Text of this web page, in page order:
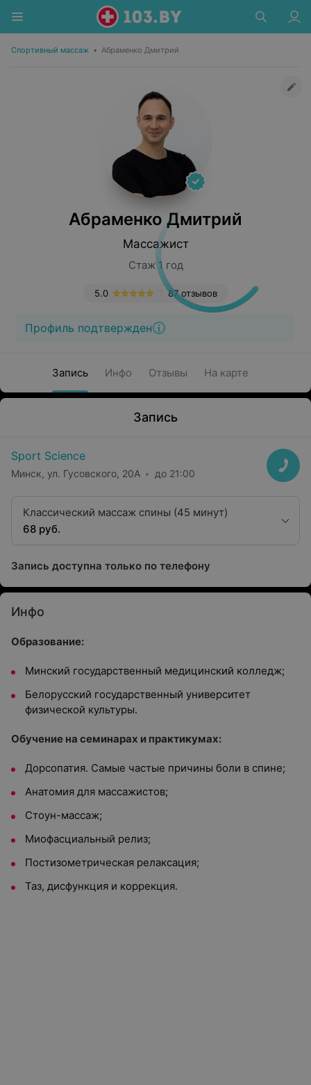
Спортивный массаж • Абраменко Дмитрий
Абраменко Дмитрий
Массажист
Стаж 1 год
87 отзывов
5.0
Профиль подтвержден
Запись Инфо Отзывы На карте
Запись
Sport Science
Минск, ул. Гусовского, 20А до 21:00
Классический массаж спины (45 минут)
68 руб.
Запись доступна только по телефону
Инфо
Образование:
Минский государственный медицинский колледж;
Белорусский государственный университет
физической культуры.
Обучение на семинарах и практикумах:
Дорсопатия. Самые частые причины боли в спине;
Анатомия для массажистов;
Стоун-массаж;
Миофасциальный релиз;
Постизометрическая релаксация;
Таз, дисфункция и коррекция.